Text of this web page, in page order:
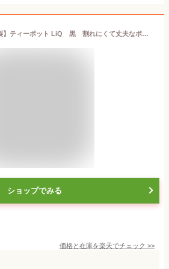
【トライタン樹脂製】ティーポット LiQ 黒 割れにくて丈夫なポット おしゃれ ガラスのような透明感
ショップでみる
価格と在庫を楽天でチェック >>